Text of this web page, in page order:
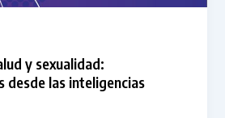
y sexualidad:
desde las inteligencias